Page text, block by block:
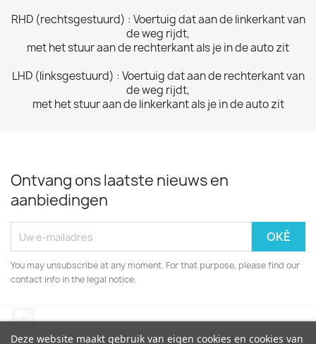
RHD (rechtsgestuurd) : Voertuig dat aan de linkerkant van
deweg rijdt,
met het stuur aan de rechterkant als je in de auto zit
LHD (linksgestuurd) : Voertuig dat aan de rechterkant van
deweg rijdt,
met het stuur aan de linkerkant als je in de auto zit
Ontvang ons laatste nieuws en
aanbiedingen
You may unsubscribe at any moment. For that purpose, please find our
contact info in the legal notice.
Deze website maakt gebruik van eigen cookies en cookies van